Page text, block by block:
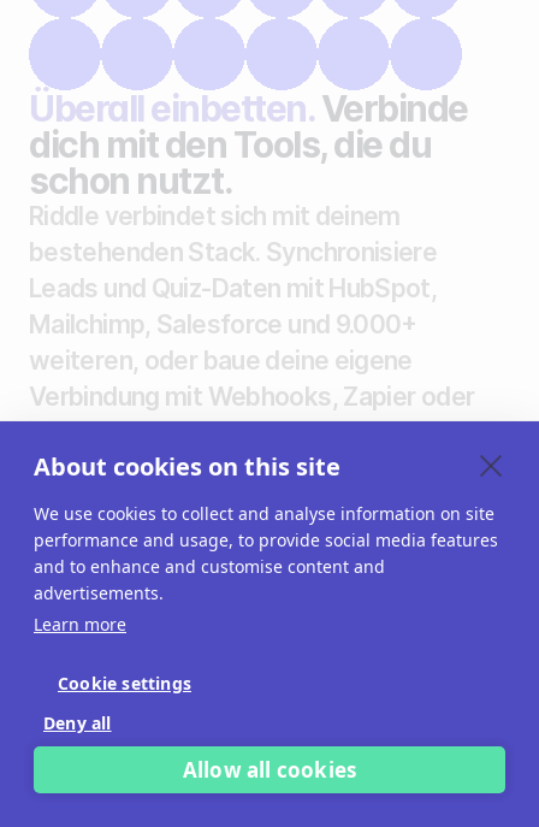
Überall einbetten.Verbinde
dich mit den Tools, die du
schon nutzt.
Riddle verbindet sich mit deinem
bestehenden Stack. Synchronisiere
Leads und Quiz-Daten mit HubSpot,
Mailchimp, Salesforce und 9.000+
weiteren, oder baue deine eigene
Verbindung mit Webhooks, Zapier oder
KOSTENLOS AUSPROBIEREN
SPONSORED
About cookies on this site
We use cookies to collect and analyse information on site
performance and usage, to provide social media features
and to enhance and customise content and
advertisements.
Learn more
Cookie settings
Deny all
Allow all cookies